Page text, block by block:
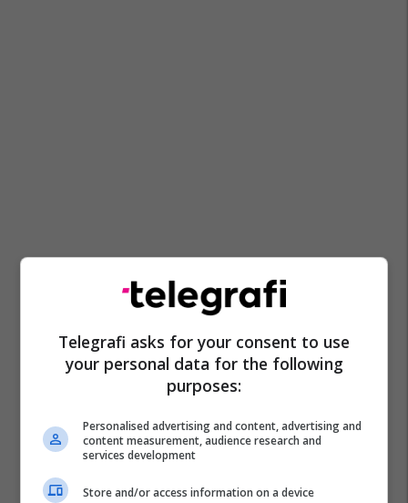
Telegrafi asks for your consent to use
your personal data for the following
purposes:
Personalised advertising and content, advertising and
content measurement, audience research and
services development
Store and/or access information on a device